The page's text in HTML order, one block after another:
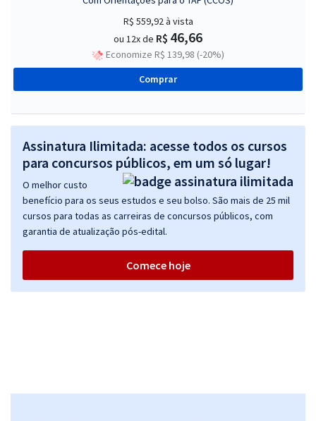
R$ 559,92à vista
ou 12x de R$ 46,66
Economize R$ 139,98 (-20%)
Comprar
Assinatura Ilimitada: acesse todos os cursos
para concursos públicos, em um só lugar!
O melhor custo
benefício para os seus estudos e seu bolso. São mais de 25 mil
cursos para todas as carreiras de concursos públicos, com
garantia de atualização pós-edital.
Comece hoje